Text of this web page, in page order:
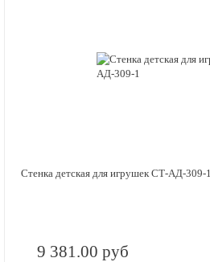
Стенка детская для игрушек СТ-АД-309-1
9 381.00 руб